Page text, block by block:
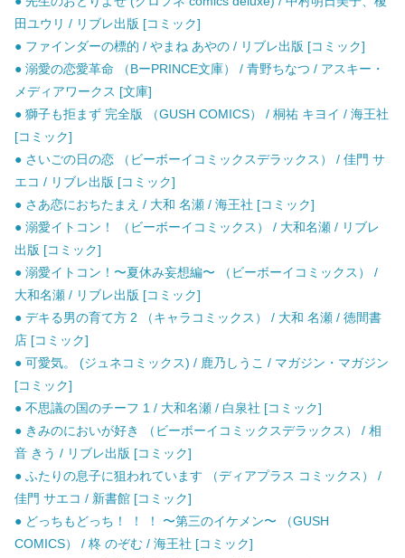
田ユウリ / リブレ出版 [コミック]
● ファインダーの標的 / やまね あやの / リブレ出版 [コミック]
● 溺愛の恋愛革命 （BーPRINCE文庫） / 青野ちなつ / アスキー・
メディアワークス [文庫]
● 獅子も拒まず 完全版 （GUSH COMICS） / 桐祐 キヨイ / 海王社
[コミック]
● さいごの日の恋 （ビーボーイコミックスデラックス） / 佳門 サ
エコ / リブレ出版 [コミック]
● さあ恋におちたまえ / 大和 名瀬 / 海王社 [コミック]
● 溺愛イトコン！ （ビーボーイコミックス） / 大和名瀬 / リブレ
出版 [コミック]
● 溺愛イトコン！〜夏休み妄想編〜 （ビーボーイコミックス） /
大和名瀬 / リブレ出版 [コミック]
● デキる男の育て方 2 （キャラコミックス） / 大和 名瀬 / 徳間書
店 [コミック]
● 可愛気。 (ジュネコミックス) / 鹿乃しうこ / マガジン・マガジン
[コミック]
● 不思議の国のチーフ 1 / 大和名瀬 / 白泉社 [コミック]
● きみのにおいが好き （ビーボーイコミックスデラックス） / 相
音 きう / リブレ出版 [コミック]
● ふたりの息子に狙われています （ディアプラス コミックス） /
佳門 サエコ / 新書館 [コミック]
● どっちもどっち！ ！ ！ 〜第三のイケメン〜 （GUSH
COMICS） / 柊 のぞむ / 海王社 [コミック]